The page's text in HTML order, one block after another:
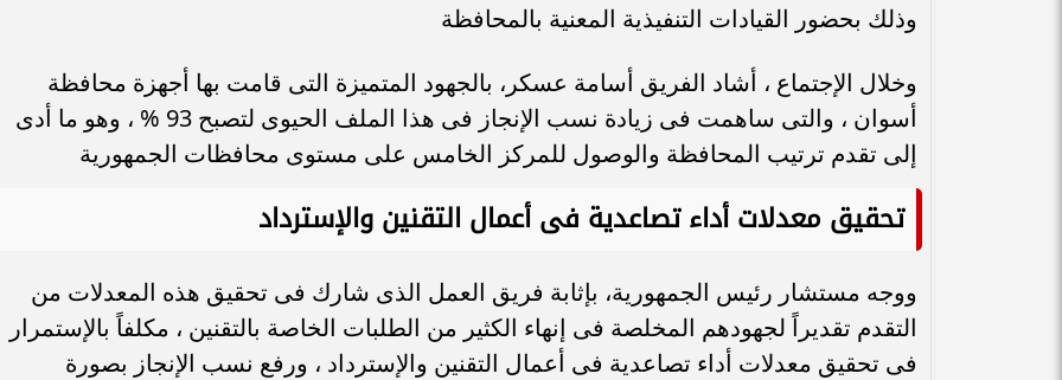
وذلك بحضور القيادات التنفيذية المعنية بالمحافظة
وخلال الإجتماع ، أشاد الفريق أسامة عسكر، بالجهود المتميزة التى قامت بها أجهزة محافظة
أسوان ، والتى ساهمت فى زيادة نسب الإنجاز فى هذا الملف الحيوى لتصبح 93 % ، وهو ما أدى
إلى تقدم ترتيب المحافظة والوصول للمركز الخامس على مستوى محافظات الجمهورية
تحقيق معدلات أداء تصاعدية فى أعمال التقنين والإسترداد
ووجه مستشار رئيس الجمهورية، بإثابة فريق العمل الذى شارك فى تحقيق هذه المعدلات من
التقدم تقديراً لجهودهم المخلصة فى إنهاء الكثير من الطلبات الخاصة بالتقنين ، مكلفاً بالإستمرار
فى تحقيق معدلات أداء تصاعدية فى أعمال التقنين والإسترداد ، ورفع نسب الإنجاز بصورة